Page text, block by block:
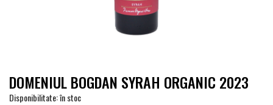
DOMENIUL BOGDAN SYRAH ORGANIC 2023
Disponibilitate: în stoc